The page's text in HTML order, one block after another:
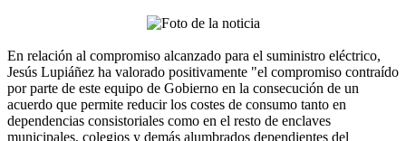
En relación al compromiso alcanzado para el suministro eléctrico,
Jesús Lupiáñez ha valorado positivamente "el compromiso contraído
por parte de este equipo de Gobierno en la consecución de un
acuerdo que permite reducir los costes de consumo tanto en
dependencias consistoriales como en el resto de enclaves
municipales, colegios y demás alumbrados dependientes del